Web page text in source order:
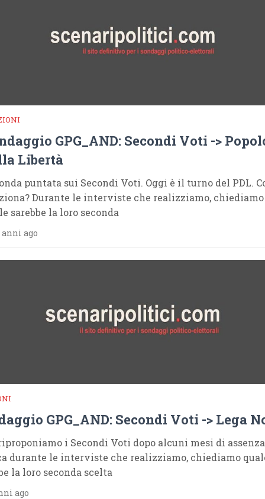
GPG_AND: Secondi Voti ->
Libertà
puntata sui Secondi Voti. Oggi è il turno del PDL.
Durante le interviste che realizziamo, chiediamo
sarebbe la loro seconda
anni ago
GPG_AND: Secondi Voti -> Lega
i Secondi Voti dopo alcuni mesi di
durante le interviste che realizziamo, chiediamo
la loro seconda scelta
ago